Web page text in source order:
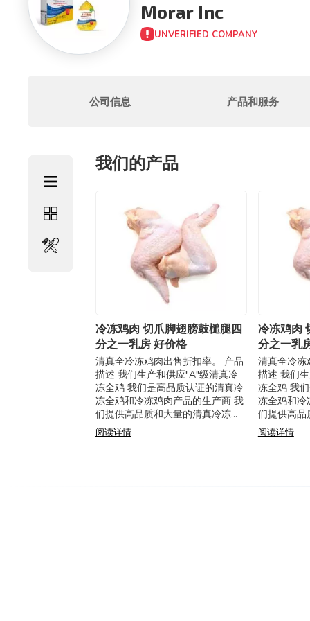
Morar Inc
UNVERIFIED COMPANY
公司信息 产品和服务
我们的产品
冷冻鸡肉 切爪脚翅膀鼓槌腿四
分之一乳房 好价格
清真全冷冻鸡肉出售折扣率。 产品
描述 我们生产和供应"A"级清真冷
冻全鸡 我们是高品质认证的清真冷
冻全鸡和冷冻鸡肉产品的生产商 我
们提供高品质和大量的清真冷冻全
鸡和所有类型的冷冻鸡肉产品 特
点：清真冷冻整鸡 规格： - （按照
阅读详情
冷冻鸡肉
分之一乳
清真全冷冻
描述 我们
冻全鸡 我
冻全鸡和冷
们提供高品
鸡和所有
点：清真冷
阅读详情